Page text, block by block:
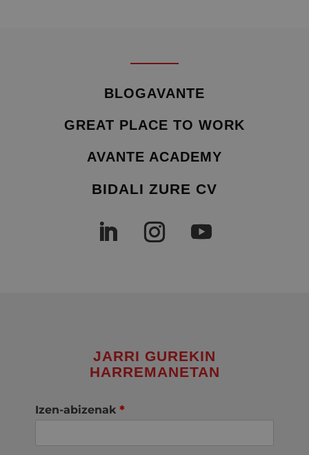
BLOGAVANTE
GREAT PLACE TO WORK
AVANTE ACADEMY
BIDALI ZURE CV
JARRI GUREKIN
HARREMANETAN
Izen-abizenak *